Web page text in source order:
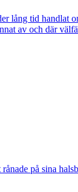
tid handlat
av och där
på sina